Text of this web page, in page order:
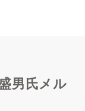
男氏メル